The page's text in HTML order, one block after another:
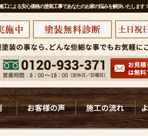
による安心価格の塗装工事であなたのお家の悩みを解決いたします！